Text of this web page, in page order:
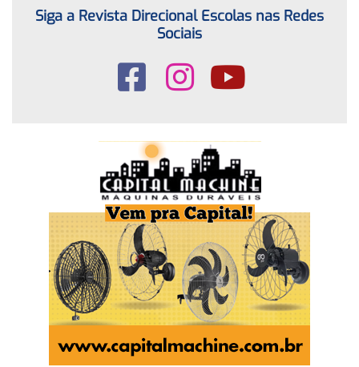
Siga a Revista Direcional Escolas nas Redes
Sociais